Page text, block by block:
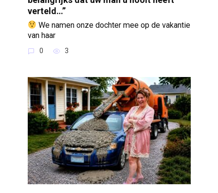
verteld…”
We namen onze dochter mee op de vakantie
van haar
0 3